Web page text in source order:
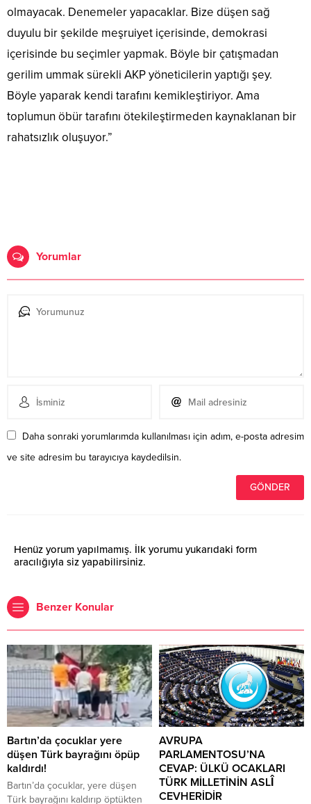
olmayacak. Denemeler yapacaklar. Bize düşen sağ
duyulu bir şekilde meşruiyet içerisinde, demokrasi
içerisinde bu seçimler yapmak. Böyle bir çatışmadan
gerilim ummak sürekli AKP yöneticilerin yaptığı şey.
Böyle yaparak kendi tarafını kemikleştiriyor. Ama
toplumun öbür tarafını ötekileştirmeden kaynaklanan bir
rahatsızlık oluşuyor.”
Yorumlar
Daha sonraki yorumlarımda kullanılması için adım, e-posta adresim
ve site adresim bu tarayıcıya kaydedilsin.
Henüz yorum yapılmamış. İlk yorumu yukarıdaki form
aracılığıyla siz yapabilirsiniz.
Benzer Konular
Bartın’da çocuklar yere
düşen Türk bayrağını öpüp
kaldırdı!
Bartın’da çocuklar, yere düşen
Türk bayrağını kaldırıp öptükten
AVRUPA
PARLAMENTOSU’NA
CEVAP: ÜLKÜ OCAKLARI
TÜRK MİLLETİNİN ASLÎ
CEVHERİDİR